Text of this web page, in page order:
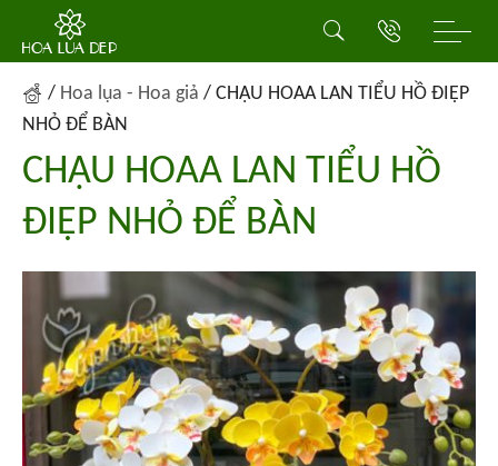
/ Hoa lụa - Hoa giả / CHẬU HOAA LAN TIỂU HỒ ĐIỆP
NHỎ ĐỂ BÀN
CHẬU HOAA LAN TIỂU HỒ
ĐIỆP NHỎ ĐỂ BÀN